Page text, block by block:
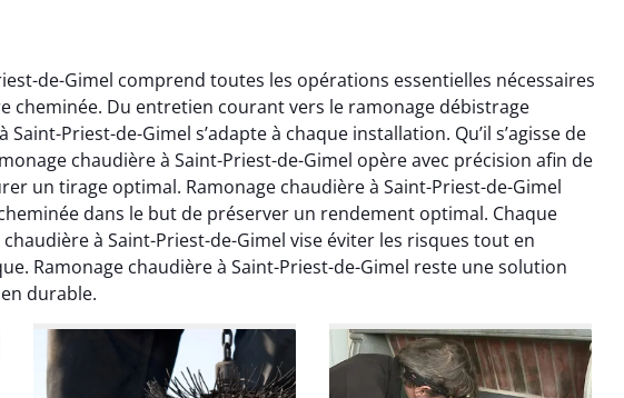
de-Gimel comprend toutes les opérations essentielles nécessaires
cheminée. Du entretien courant vers le ramonage débistrage
Priest-de-Gimel s’adapte à chaque installation. Qu’il s’agisse de
chaudière à Saint-Priest-de-Gimel opère avec précision afin de
un tirage optimal. Ramonage chaudière à Saint-Priest-de-Gimel
dans le but de préserver un rendement optimal. Chaque
à Saint-Priest-de-Gimel vise éviter les risques tout en
Ramonage chaudière à Saint-Priest-de-Gimel reste une solution
durable.
Nicolas Perrin
22 janvier 2026
propre pour le ramonage
débistrage. On sent tout de
suite la différence au niveau
Yannick Morel
12 juillet 2025
pour le ramonage débistrage
de ma cheminée. Le tirage
est nettement meilleur et